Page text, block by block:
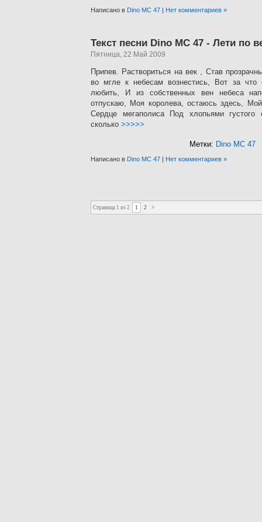
Написано в Dino MC 47 | Нет комментариев »
Текст песни Dino MC 47 - Лети по
Пятница, 22 Май 2009
Припев. Раствориться на век , Став
во мгле к небесам вознестись, Вот за что
любить, И из собственных вен небеса
отпускаю, Моя королева, остаюсь здесь,
Сердце мегаполиса Под хлопьями густого
сколько >>>>>
Метки: Dino MC 47
Написано в Dino MC 47 | Нет комментариев »
Страница 1 из 2 1 2 >